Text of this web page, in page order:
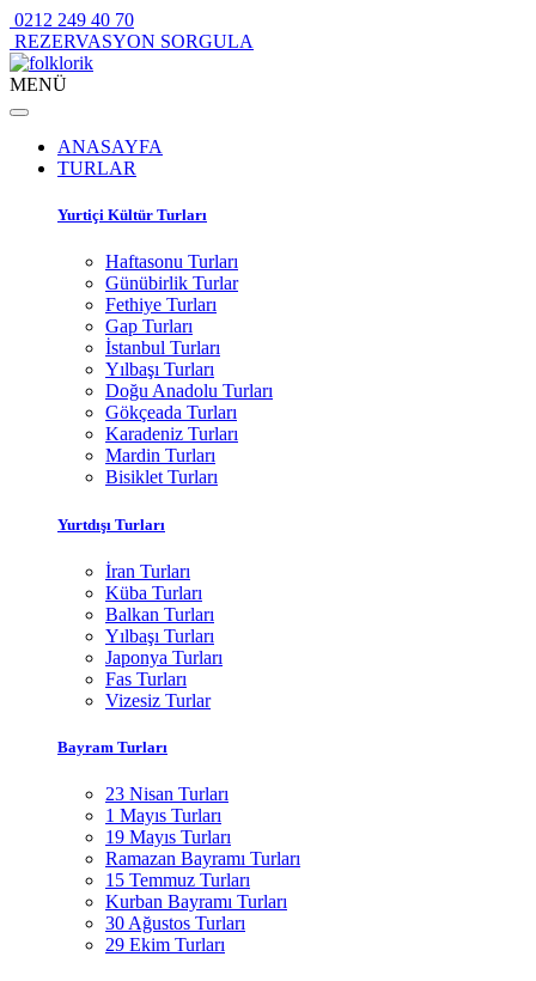
0212 249 40 70
REZERVASYON SORGULA
MENÜ
ANASAYFA
TURLAR
Yurtiçi Kültür Turları
Haftasonu Turları
Günübirlik Turlar
Fethiye Turları
Gap Turları
İstanbul Turları
Yılbaşı Turları
Doğu Anadolu Turları
Gökçeada Turları
Karadeniz Turları
Mardin Turları
Bisiklet Turları
Yurtdışı Turları
İran Turları
Küba Turları
Balkan Turları
Yılbaşı Turları
Japonya Turları
Fas Turları
Vizesiz Turlar
Bayram Turları
23 Nisan Turları
1 Mayıs Turları
19 Mayıs Turları
Ramazan Bayramı Turları
15 Temmuz Turları
Kurban Bayramı Turları
30 Ağustos Turları
29 Ekim Turları